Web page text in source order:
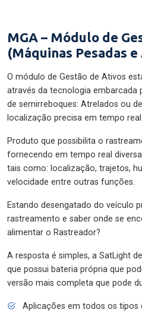
MGA – Módulo de
(Máquinas Pesadas
O módulo de Gestão de Ativos
através da tecnologia
de semirreboques: Atrelados ou
localização precisa em tempo real.
Produto que possibilita o
fornecendo em tempo real
tais como: localização, trajetos,
velocidade entre outras funções.
Estando desengatado do veículo
rastreamento e saber onde se
alimentar o Rastreador?
A resposta é simples, a SatLight
que possui bateria própria que
versão mais completa que pode
Aplicações em todos os tipos